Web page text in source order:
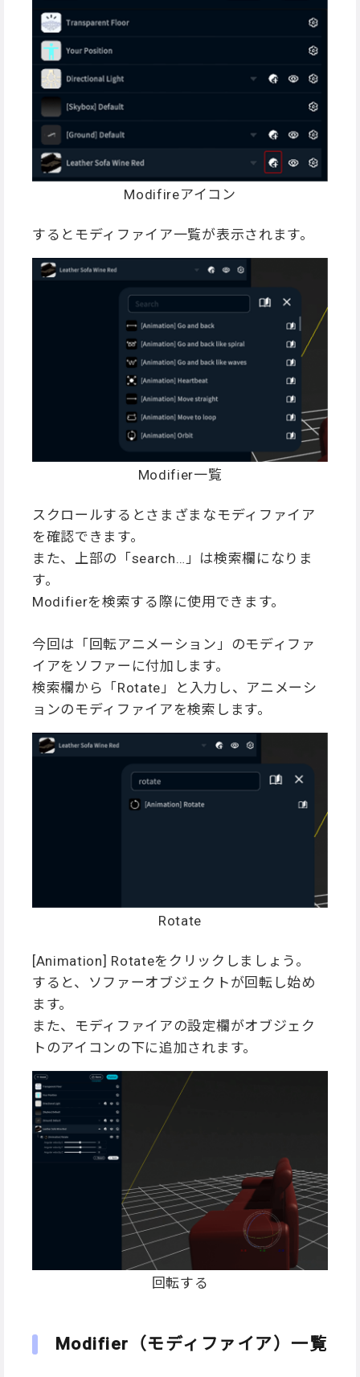
Modifireアイコン
するとモディファイア一覧が表示されます。
Modifier一覧
スクロールするとさまざまなモディファイア
を確認できます。
また、上部の「search…」は検索欄になりま
す。
Modifierを検索する際に使用できます。
今回は「回転アニメーション」のモディファ
イアをソファーに付加します。
検索欄から「Rotate」と入力し、アニメーシ
ョンのモディファイアを検索します。
Rotate
[Animation] Rotateをクリックしましょう。
すると、ソファーオブジェクトが回転し始め
ます。
また、モディファイアの設定欄がオブジェク
トのアイコンの下に追加されます。
回転する
Modifier（モディファイア）一覧